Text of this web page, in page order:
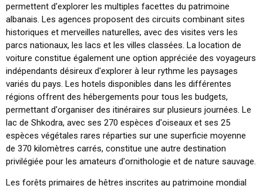
permettent d'explorer les multiples facettes du patrimoine
albanais. Les agences proposent des circuits combinant sites
historiques et merveilles naturelles, avec des visites vers les
parcs nationaux, les lacs et les villes classées. La location de
voiture constitue également une option appréciée des voyageurs
indépendants désireux d'explorer à leur rythme les paysages
variés du pays. Les hotels disponibles dans les différentes
régions offrent des hébergements pour tous les budgets,
permettant d'organiser des itinéraires sur plusieurs journées. Le
lac de Shkodra, avec ses 270 espèces d'oiseaux et ses 25
espèces végétales rares réparties sur une superficie moyenne
de 370 kilomètres carrés, constitue une autre destination
privilégiée pour les amateurs d'ornithologie et de nature sauvage.
Les forêts primaires de hêtres inscrites au patrimoine mondial